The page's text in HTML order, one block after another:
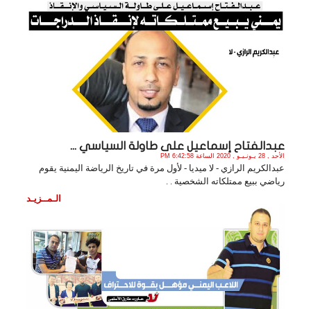
عبدالفتاح إسماعيل على طاولة السياسي ...
الأحد , 28 يـونـيـو , 2020 الساعة 6:42:58 PM
عبدالكريم الرازي - لا ميديا - لأول مرة في تاريخ الرياضة اليمنية يقوم
رياضي ببيع ممتلكاته الشخصية . .
الـمــزيـد